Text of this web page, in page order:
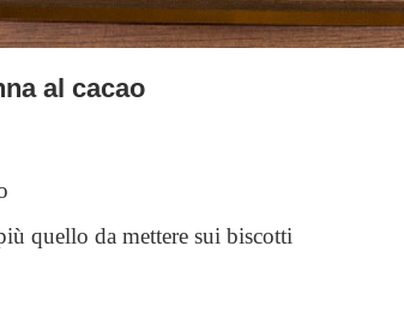
al cacao
quello da mettere sui biscotti